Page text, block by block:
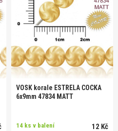
VOSK korale ESTRELA COCKA
6x9mm 47834 MATT
14 ks v balení 12 Kč